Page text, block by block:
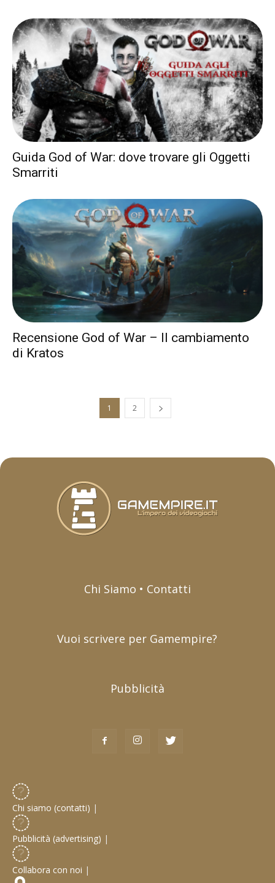
Guida God of War: dove trovare gli Oggetti
Smarriti
Recensione God of War – Il cambiamento
di Kratos
1 2
Chi Siamo • Contatti
Vuoi scrivere per Gamempire?
Pubblicità
Chi siamo (contatti) |
Pubblicità (advertising) |
Collabora con noi |